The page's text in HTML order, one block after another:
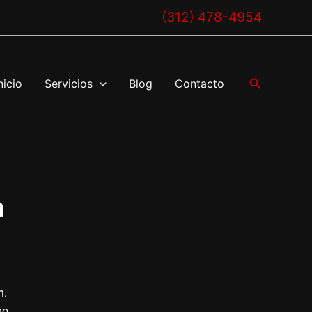
(312) 478-4954
Servicios Blog Contacto Buscar